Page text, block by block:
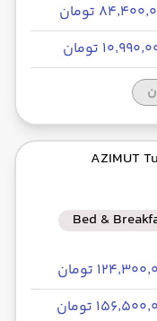
تومان
تومان
Bed &
تومان
تومان